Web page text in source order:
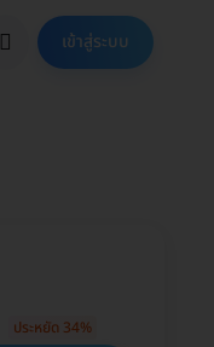
เข้าสู่ระบบ
ประหยัด 34%